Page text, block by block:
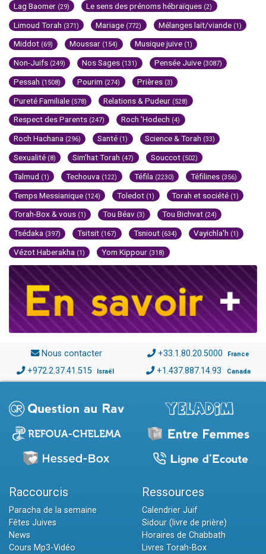
Lag Baomer (29) Le sens des prénoms hébraïques (2)
Limoud Torah (371) Mariage (772) Mélanges lait/viande (1)
Middot (69) Moussar (154) Musique juive (1)
Non-Juifs (249) Nos Sages (131) Pensée Juive (3087)
Pessah (1508) Pourim (274) Prières (3)
Pureté Familiale (578) Relations & Pudeur (528)
Respect des Parents (247) Roch 'Hodech (4)
Roch Hachana (296) Santé (1) Science & Torah (33)
Sexualité (8) Sim'hat Torah (47) Souccot (502)
Talmud (1) Techouva (122) Téfila (2230) Téfilines (356)
Temps Messianique (124) Toledot (1) Torah et société (1)
Torah-Box & vous (1) Tou Béav (3) Tou Bichvat (24)
Tsédaka (397) Tsitsit (167) Tsniout (634) Vayichla'h (1)
Vézot Haberakha (1) Yom Kippour (318)
Nous contacter +33.1.80.20.5000 France
+972.2.37.41.515 Israël +1.437.887.14.93 Canada
Raccourcis
Paracha de la semaine
Fêtes Juives
News
Cours Mp3-Vidéo
Ressources
Calendrier Juif
Sidour (livre de prière)
Horaires de Chabbath
Livres Torah-Box